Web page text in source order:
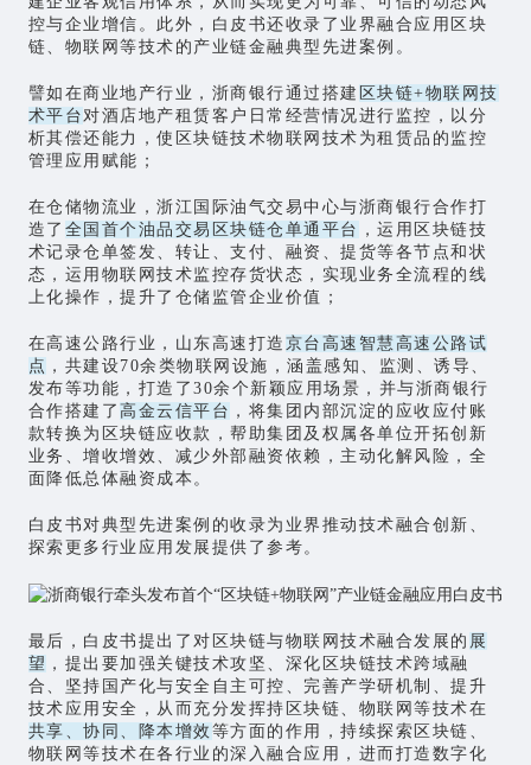
控与企业增信。此外，白皮书还收录了业界融合应用区块
链、物联网等技术的产业链金融典型先进案例。
譬如在商业地产行业，浙商银行通过搭建 区块链+物联网技
术平台对酒店地产租赁客户日常经营情况进行监控，以分
析其偿还能力，使区块链技术物联网技术为租赁品的监控
管理应用赋能；
在仓储物流业，浙江国际油气交易中心与浙商银行合作打
造了 全国首个油品交易区块链仓单通平台 ，运用区块链技
术记录仓单签发、转让、支付、融资、提货等各节点和状
态，运用物联网技术监控存货状态，实现业务全流程的线
上化操作，提升了仓储监管企业价值；
在高速公路行业，山东高速打造 京台高速智慧高速公路试
点 ，共建设70余类物联网设施，涵盖感知、监测、诱导、
发布等功能，打造了30余个新颖应用场景，并与浙商银行
合作搭建了 高金云信平台 ，将集团内部沉淀的应收应付账
款转换为区块链应收款，帮助集团及权属各单位开拓创新
业务、增收增效、减少外部融资依赖，主动化解风险，全
面降低总体融资成本。
白皮书对典型先进案例的收录为业界推动技术融合创新、
探索更多行业应用发展提供了参考。
最后，白皮书提出了对区块链与物联网技术融合发展的 展
望 ，提出要加强关键技术攻坚、深化区块链技术跨域融
合、坚持国产化与安全自主可控、完善产学研机制、提升
技术应用安全，从而充分发挥持区块链、物联网等技术在
共享、协同、降本增效 等方面的作用，持续探索区块链、
物联网等技术在各行业的深入融合应用，进而打造数字化